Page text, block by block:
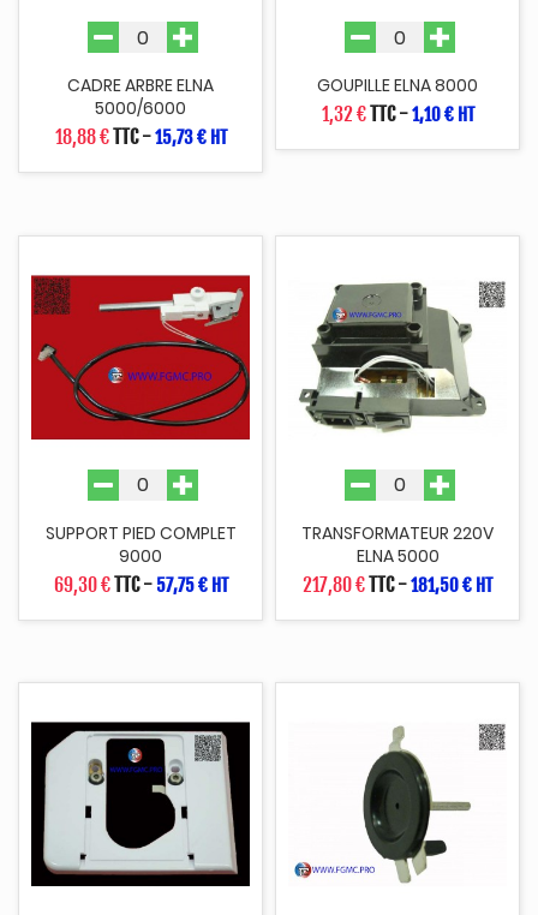
CADRE ARBRE ELNA
5000/6000
18,88 €TTC-15,73 € HT
GOUPILLE ELNA 8000
1,32 €TTC-1,10 € HT
SUPPORT PIED COMPLET
9000
69,30 €TTC- 57,75 € HT
TRANSFORMATEUR 220V
ELNA 5000
217,80 €TTC-181,50 € HT